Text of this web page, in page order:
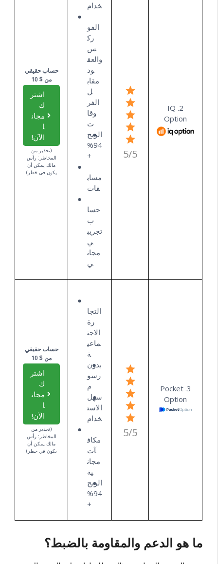
2. IQ
Option
5/5
خدام
الفو
رك
س
والعق
ود
مقاب
ل
الفر
وقا
ت
الربح
94%
+
مساب
قات
حسا
ب
تجريب
ي
مجان
ي
حساب حقيقي
من $ 10
اشتر
ك
مجان
ا
الآن!
(تحذير من
المخاطر: رأس
مالك يمكن أن
يكون في خطر)
3. Pocket
Option
5/5
التجا
رة
الاجت
ماعي
ة
بدون
رسو
م
سهل
الاست
خدام
مكاف
آت
مجان
ية
الربح
94%
+
حساب حقيقي
من $ 10
اشتر
ك
مجان
ا
الآن!
(تحذير من
المخاطر: رأس
مالك يمكن أن
يكون في خطر)
ما هو الدعم والمقاومة بالضبط؟